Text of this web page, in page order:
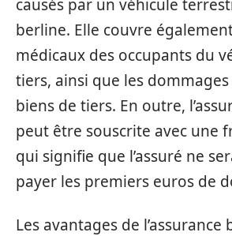
causés par un véhicule
berline. Elle couvre
médicaux des occupants du
tiers, ainsi que les dommages
biens de tiers. En outre,
peut être souscrite avec une
qui signifie que l’assuré ne
payer les premiers euros de
Les avantages de